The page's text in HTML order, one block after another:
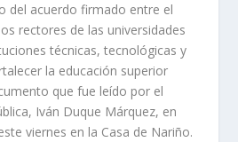
del acuerdo firmado entre el
rectores de las universidades
técnicas, tecnológicas y
la educación superior
que fue leído por el
Iván Duque Márquez, en
viernes en la Casa de Nariño.